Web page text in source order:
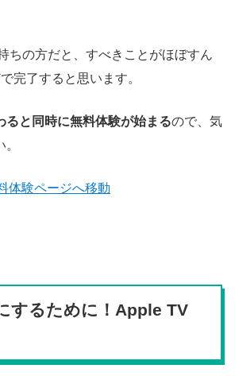
ちの方だと、すべきことがほぼすん
完了すると思います。
ると同時に無料体験が始まるので、気
体験ページへ移動
するために！Apple TV